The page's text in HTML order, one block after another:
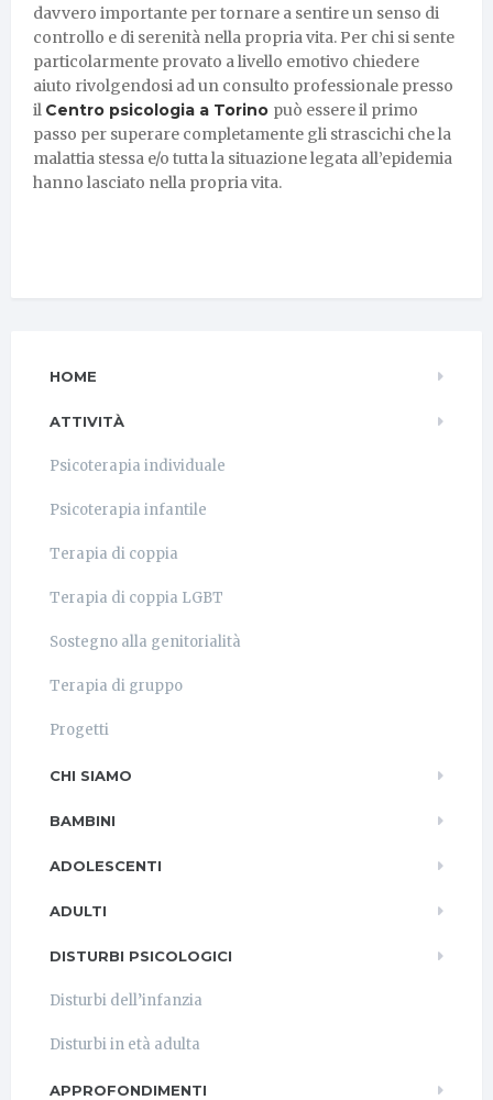
davvero importante per tornare a sentire un senso di
controllo e di serenità nella propria vita. Per chi si sente
particolarmente provato a livello emotivo chiedere
aiuto rivolgendosi ad un consulto professionale presso
il Centro psicologia a Torino può essere il primo
passo per superare completamente gli strascichi che la
malattia stessa e/o tutta la situazione legata all’epidemia
hanno lasciato nella propria vita.
HOME
ATTIVITÀ
Psicoterapia individuale
Psicoterapia infantile
Terapia di coppia
Terapia di coppia LGBT
Sostegno alla genitorialità
Terapia di gruppo
Progetti
CHI SIAMO
BAMBINI
ADOLESCENTI
ADULTI
DISTURBI PSICOLOGICI
Disturbi dell’infanzia
Disturbi in età adulta
APPROFONDIMENTI